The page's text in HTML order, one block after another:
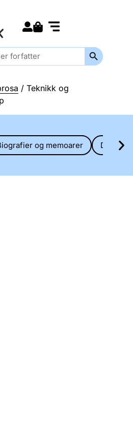
Search
/ Teknikk og
og memoarer Diverse